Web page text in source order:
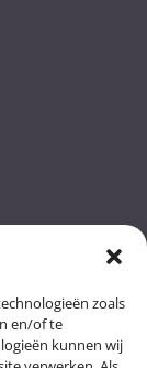
zoals
en/of te
kunnen wij